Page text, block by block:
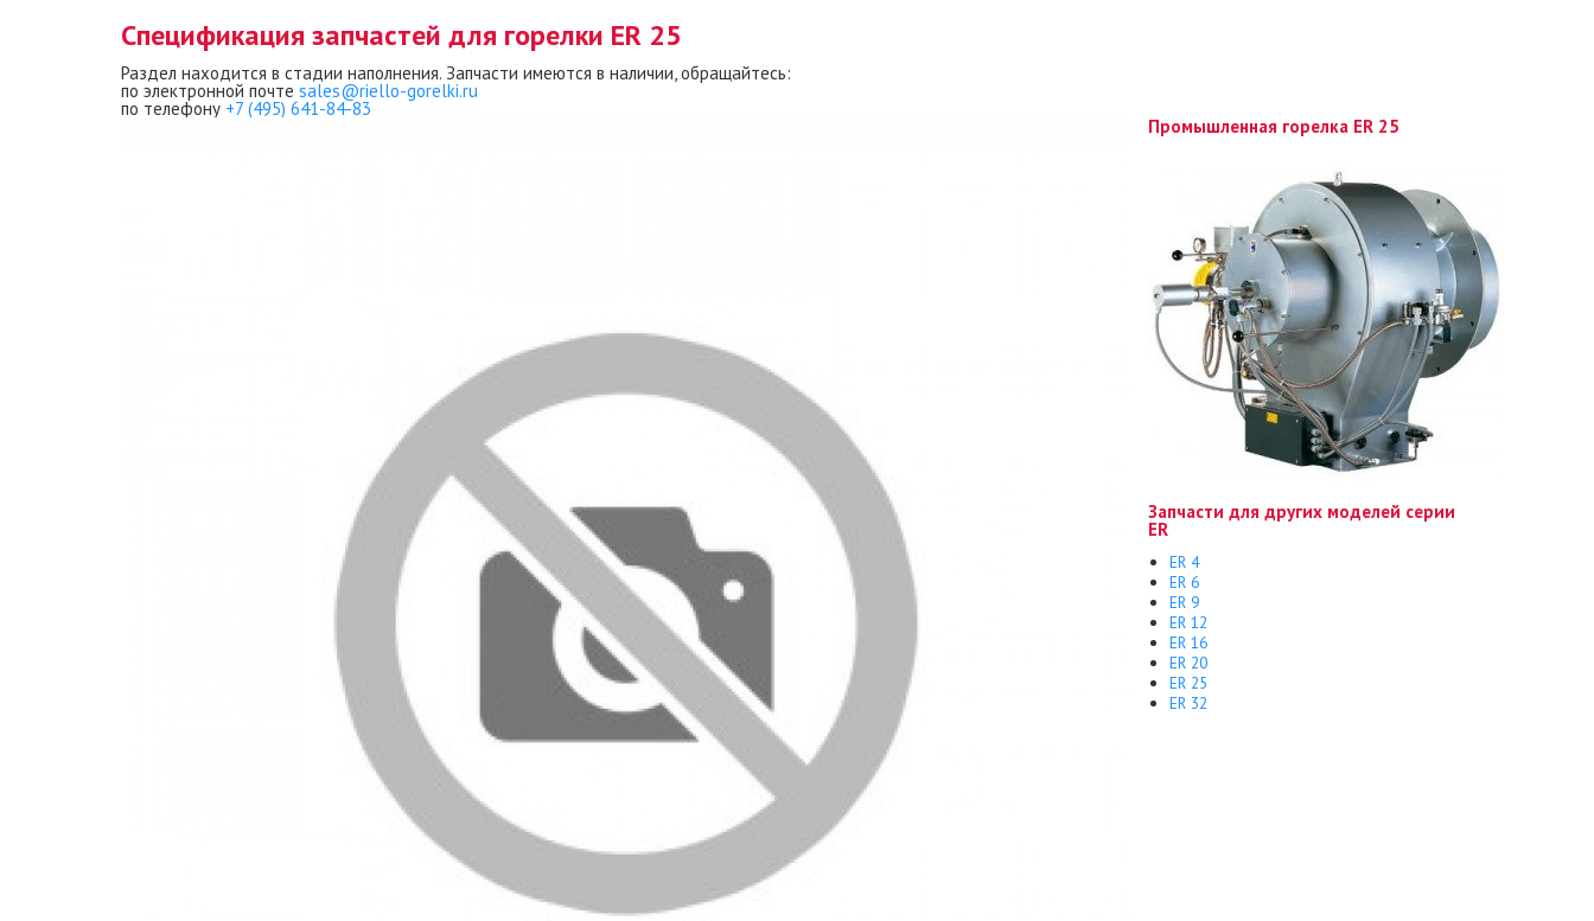
Спецификация запчастей для горелки ER 25
Раздел находится в стадии наполнения. Запчасти имеются в наличии, обращайтесь:
по электронной почте sales@riello-gorelki.ru
по телефону +7 (495) 641-84-83
Промышленная горелка ER 25
Запчасти для других моделей серии
ER
ER 4
ER 6
ER 9
ER 12
ER 16
ER 20
ER 25
ER 32